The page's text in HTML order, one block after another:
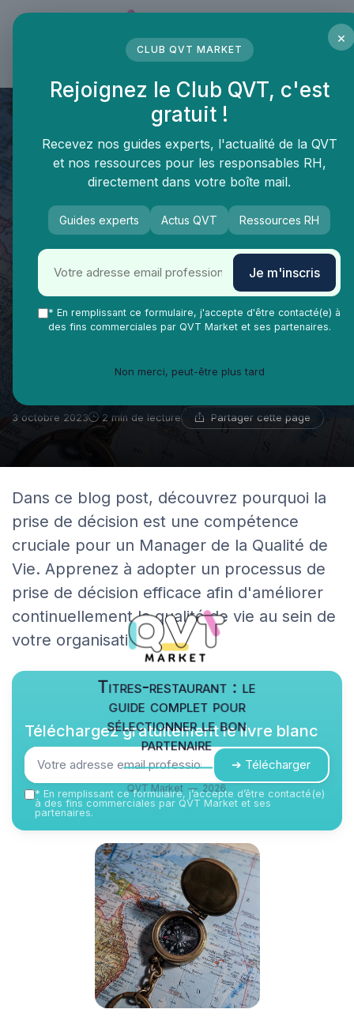
QVT Market Impact RSE et qualité de vie au travail Management
La Prise de décision : un
Manager de la Qualité de Vie
3 octobre 2023 2 min de lecture Partager cette page
Dans ce blog post, découvrez pourquoi la
prise de décision est une compétence
cruciale pour un Manager de la Qualité de
Vie. Apprenez à adopter un processus de
prise de décision efficace afin d'améliorer
continuellement la qualité de vie au sein de
votre organisation.
Titres-restaurant : le
guide complet pour
sélectionner le bon
partenaire
QVT Market — 2026
Téléchargez gratuitement le livre blanc
➔ Télécharger
* En remplissant ce formulaire, j’accepte d’être contacté(e)
à des fins commerciales par QVT Market et ses
partenaires.
×
CLUB QVT MARKET
Rejoignez le Club QVT, c'est
gratuit !
Recevez nos guides experts, l'actualité de la QVT
et nos ressources pour les responsables RH,
directement dans votre boîte mail.
Guides experts Actus QVT Ressources RH
Je m'inscris
* En remplissant ce formulaire, j'accepte d'être contacté(e) à
des fins commerciales par QVT Market et ses partenaires.
Non merci, peut-être plus tard
Panneau de gestion des cookies